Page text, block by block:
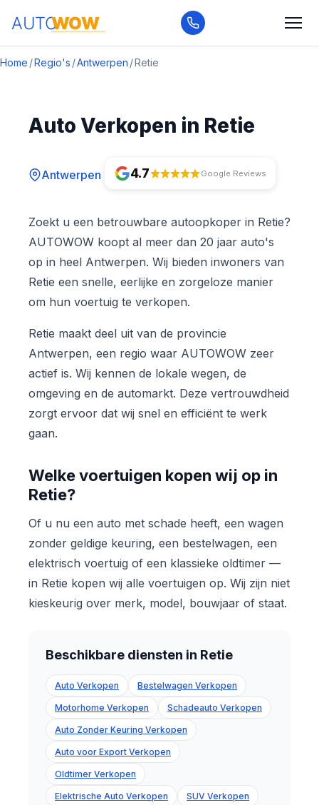
Home /Regio's /Antwerpen /Retie
Auto Verkopen in Retie
Antwerpen 4.7 Google Reviews
Zoekt u een betrouwbare autoopkoper in Retie?
AUTOWOW koopt al meer dan 20 jaar auto's
op in heel Antwerpen. Wij bieden inwoners van
Retie een snelle, eerlijke en zorgeloze manier
om hun voertuig te verkopen.
Retie maakt deel uit van de provincie
Antwerpen, een regio waar AUTOWOW zeer
actief is. Wij kennen de lokale wegen, de
omgeving en de automarkt. Deze vertrouwdheid
zorgt ervoor dat wij snel en efficiënt te werk
gaan.
Welke voertuigen kopen wij op in
Retie?
Of u nu een auto met schade heeft, een wagen
zonder geldige keuring, een bestelwagen, een
elektrisch voertuig of een klassieke oldtimer —
in Retie kopen wij alle voertuigen op. Wij zijn niet
kieskeurig over merk, model, bouwjaar of staat.
Beschikbare diensten in Retie
Auto Verkopen Bestelwagen Verkopen
Motorhome Verkopen Schadeauto Verkopen
Auto Zonder Keuring Verkopen
Auto voor Export Verkopen
Oldtimer Verkopen
Elektrische Auto Verkopen SUV Verkopen